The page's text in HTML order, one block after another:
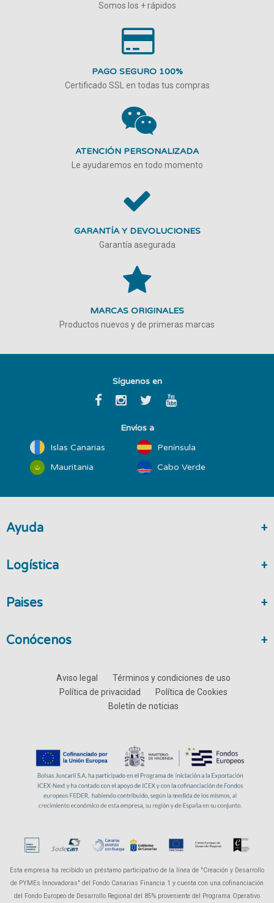
Somos los + rápidos
PAGO SEGURO 100%
Certificado SSL en todas tus compras
ATENCIÓN PERSONALIZADA
Le ayudaremos en todo momento
GARANTÍA Y DEVOLUCIONES
Garantía asegurada
MARCAS ORIGINALES
Productos nuevos y de primeras marcas
Síguenos en
Envíos a
Islas Canarias
Península
Mauritania
Cabo Verde
Ayuda
Logística
Paises
Conócenos
Aviso legal
Términos y condiciones de uso
Política de privacidad
Política de Cookies
Boletín de noticias
Esta empresa ha recibido un préstamo participativo de la línea de "Creación y Desarrollo
de PYMEs Innovadoras" del Fondo Canarias Financia 1 y cuenta con una cofinanciación
del Fondo Europeo de Desarrollo Regional del 85% proveniente del Programa Operativo